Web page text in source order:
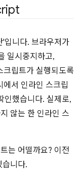
입니다. 브라우저가
일시중지하고,
립트가 실행되도록
서 인라인 스크립
인했습니다. 실제로,
않는 한 인라인 스
는 어떨까요? 이전
습니다.